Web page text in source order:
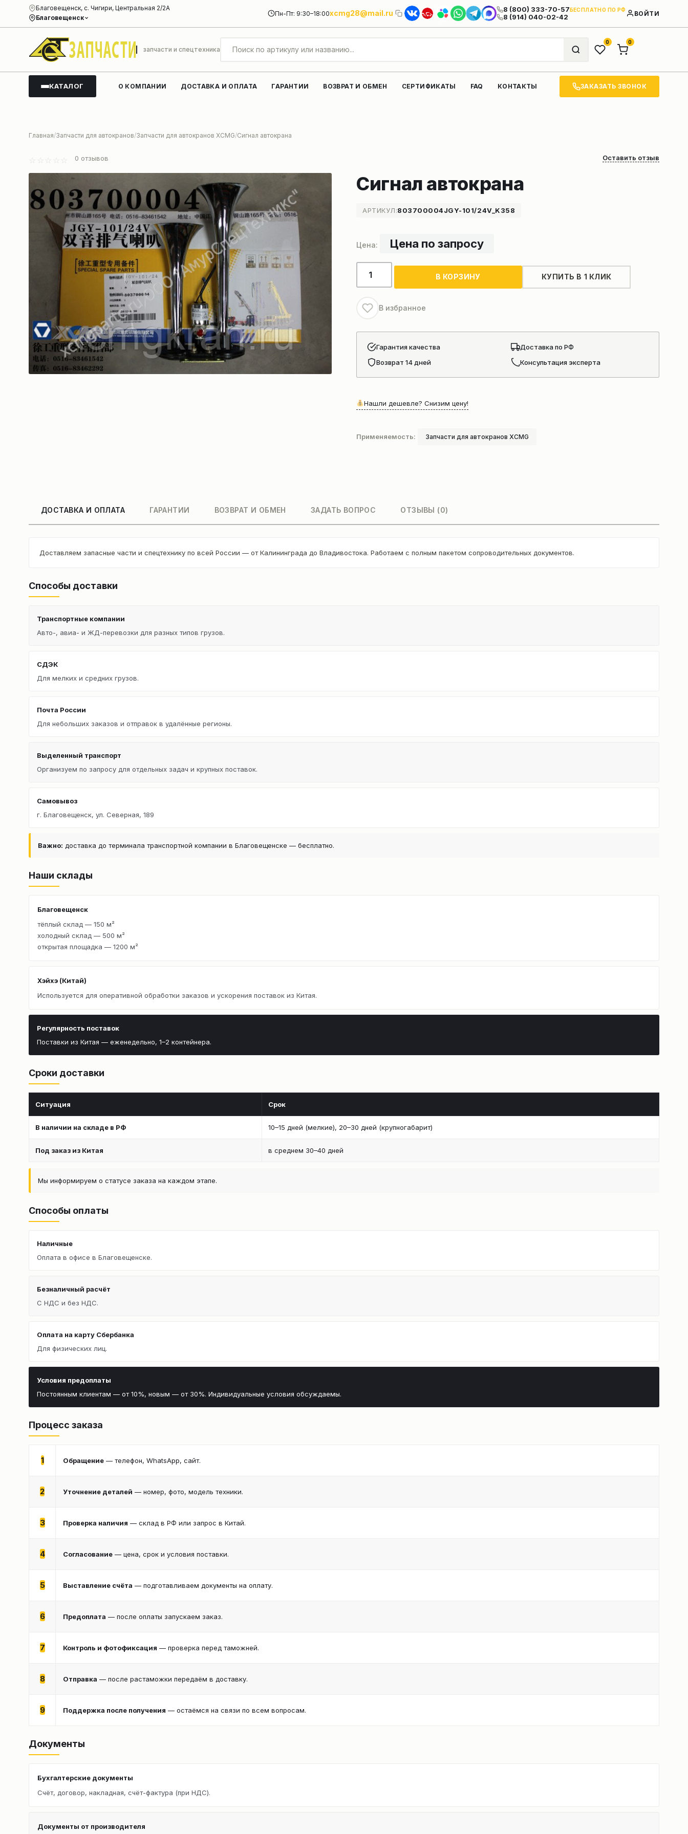
Благовещенск
Благовещенск, с. Чигири, Центральная 2/2А
Пн-Пт: 9:30–18:00xcmg28@mail.ru 8 (800) 333-70-57БЕСПЛАТНО ПО РФ
8 (914) 040-02-42 ВОЙТИ
запчасти и спецтехника
0 0
КАТАЛОГ О КОМПАНИИ ДОСТАВКА И ОПЛАТА ГАРАНТИИ ВОЗВРАТ И ОБМЕН СЕРТИФИКАТЫ FAQ КОНТАКТЫ ЗАКАЗАТЬ ЗВОНОК
Главная Запчасти для автокранов Запчасти для автокранов XCMG Сигнал автокрана
0 отзывов Оставить отзыв
Сигнал автокрана
АРТИКУЛ:803700004JGY-101/24V_K358
Цена по запросу
Количество
товара
автокрана
В КОРЗИНУ КУПИТЬ В 1 КЛИК
В избранное
Гарантия качества
Доставка по РФ
Возврат 14 дней
Консультация эксперта
Нашли дешевле? Снизим цену!
Применяемость: Запчасти для автокранов XCMG
ДОСТАВКА И ОПЛАТА ГАРАНТИИ ВОЗВРАТ И ОБМЕН ЗАДАТЬ ВОПРОС ОТЗЫВЫ (0)
Доставляем запасные части и спецтехнику по всей России — от Калининграда до Владивостока. Работаем с полным пакетом сопроводительных документов.
Способы доставки
Транспортные компании
Авто-, авиа- и ЖД-перевозки для разных типов грузов.
СДЭК
Для мелких и средних грузов.
Почта России
Для небольших заказов и отправок в удалённые регионы.
Выделенный транспорт
Организуем по запросу для отдельных задач и крупных поставок.
Самовывоз
г. Благовещенск, ул. Северная, 189
Важно: доставка до терминала транспортной компании в Благовещенске — бесплатно.
Наши склады
Благовещенск
тёплый склад — 150 м²
холодный склад — 500 м²
открытая площадка — 1200 м²
Хэйхэ (Китай)
Используется для оперативной обработки заказов и ускорения поставок из Китая.
Регулярность поставок
Поставки из Китая — еженедельно, 1–2 контейнера.
Сроки доставки
Ситуация Срок
В наличии на складе в РФ 10–15 дней (мелкие), 20–30 дней (крупногабарит)
Под заказ из Китая в среднем 30–40 дней
Мы информируем о статусе заказа на каждом этапе.
Способы оплаты
Наличные
Оплата в офисе в Благовещенске.
Безналичный расчёт
С НДС и без НДС.
Оплата на карту Сбербанка
Для физических лиц.
Условия предоплаты
Постоянным клиентам — от 10%, новым — от 30%. Индивидуальные условия обсуждаемы.
Процесс заказа
1 Обращение — телефон, WhatsApp, сайт.
2 Уточнение деталей — номер, фото, модель техники.
3 Проверка наличия — склад в РФ или запрос в Китай.
4 Согласование — цена, срок и условия поставки.
5 Выставление счёта — подготавливаем документы на оплату.
6 Предоплата — после оплаты запускаем заказ.
7 Контроль и фотофиксация — проверка перед таможней.
8 Отправка — после растаможки передаём в доставку.
9 Поддержка после получения — остаёмся на связи по всем вопросам.
Документы
Бухгалтерские документы
Счёт, договор, накладная, счёт-фактура (при НДС).
Документы от производителя